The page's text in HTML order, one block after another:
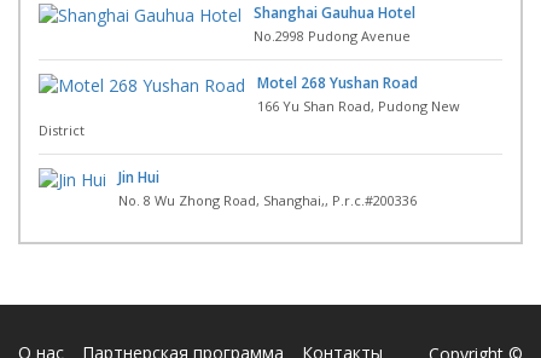
Shanghai Gauhua Hotel
No.2998 Pudong Avenue
Motel 268 Yushan Road
166 Yu Shan Road, Pudong New
District
Jin Hui
No. 8 Wu Zhong Road, Shanghai,, P.r.c.#200336
О нас Партнерская программа Контакты Copyright ©